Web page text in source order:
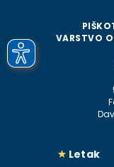
VARSTVO
Letak